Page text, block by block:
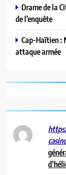
Drame de la
de l’enquête
Cap-Haïtien :
attaque armée